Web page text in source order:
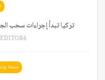
تركيا تبدأ إجراءات سحب
EDITOR4
صحة